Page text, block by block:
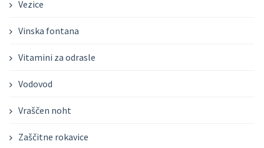
Vezice
Vinska fontana
Vitamini za odrasle
Vodovod
Vraščen noht
Zaščitne rokavice